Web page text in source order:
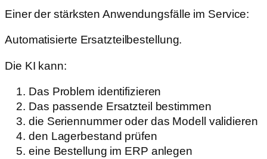
Einer der stärksten Anwendungsfälle im Service:
Automatisierte Ersatzteilbestellung.
Die KI kann:
Das Problem identifizieren
Das passende Ersatzteil bestimmen
die Seriennummer oder das Modell validieren
den Lagerbestand prüfen
eine Bestellung im ERP anlegen